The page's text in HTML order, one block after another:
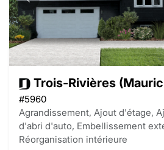
Trois-Rivières
#5960
Agrandissement, Ajout d'étage,
d'abri d'auto, Embellissement
Réorganisation intérieure